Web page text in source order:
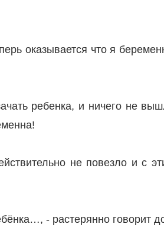
оказывается что я
ребенка, и ничего не
не повезло и с
- растерянно говорит